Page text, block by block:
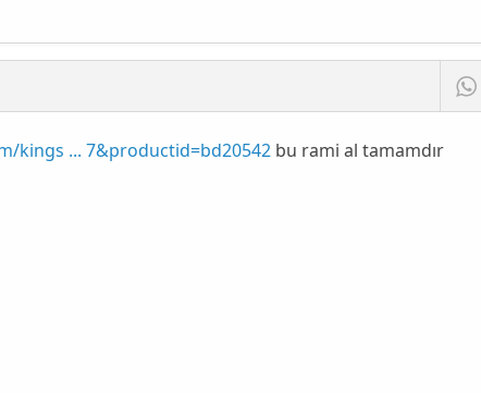
kings ... 7&productid=bd20542bu rami al tamamdır